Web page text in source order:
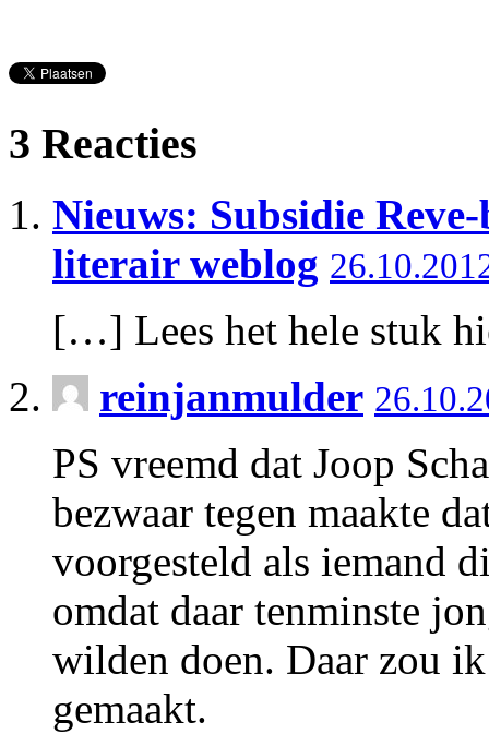
3 Reacties
Nieuws: Subsidie
literair weblog
[…] Lees het hele stuk
reinjanmulder
PS vreemd dat Joop
bezwaar tegen maakte
voorgesteld als iemand
omdat daar tenminste
wilden doen. Daar zou
gemaakt.